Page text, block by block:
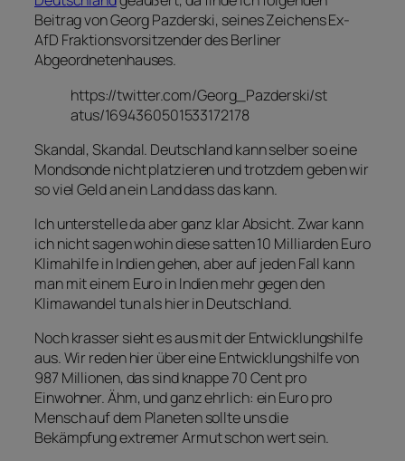
Beitrag von Georg Pazderski, seines Zeichens Ex-
AfD Fraktionsvorsitzender des Berliner
Abgeordnetenhauses.
https://twitter.com/Georg_Pazderski/st
atus/1694360501533172178
Skandal, Skandal. Deutschland kann selber so eine
Mondsonde nicht platzieren und trotzdem geben wir
so viel Geld an ein Land dass das kann.
Ich unterstelle da aber ganz klar Absicht. Zwar kann
ich nicht sagen wohin diese satten 10 Milliarden Euro
Klimahilfe in Indien gehen, aber auf jeden Fall kann
man mit einem Euro in Indien mehr gegen den
Klimawandel tun als hier in Deutschland.
Noch krasser sieht es aus mit der Entwicklungshilfe
aus. Wir reden hier über eine Entwicklungshilfe von
987 Millionen, das sind knappe 70 Cent pro
Einwohner. Ähm, und ganz ehrlich: ein Euro pro
Mensch auf dem Planeten sollte uns die
Bekämpfung extremer Armut schon wert sein.